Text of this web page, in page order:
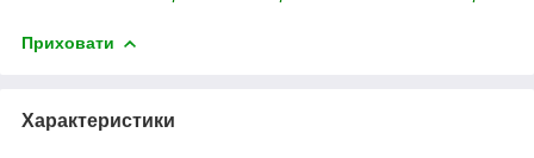
Приховати
Характеристики